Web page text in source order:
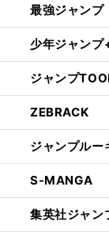
最強ジャンプ
少年ジャンプ
ジャンプ
ZEBRACK
ジャンプルー
S-MANGA
集英社ジャン